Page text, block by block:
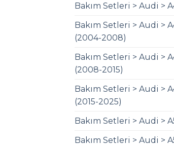
Bakım Setleri > Audi >
Bakım Setleri > Audi >
(2004-2008)
Bakım Setleri > Audi >
(2008-2015)
Bakım Setleri > Audi >
(2015-2025)
Bakım Setleri > Audi >
Bakım Setleri > Audi >